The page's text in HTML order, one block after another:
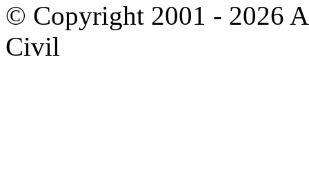
© Copyright 2001 - 2026
Civil